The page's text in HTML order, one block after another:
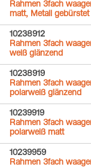
Rahmen 3fach
matt, Metall gebürstet
10238912
Rahmen 3fach
weiß glänzend
10238919
Rahmen 3fach
polarweiß glänzend
10239919
Rahmen 3fach
polarweiß matt
10239959
Rahmen 3fach